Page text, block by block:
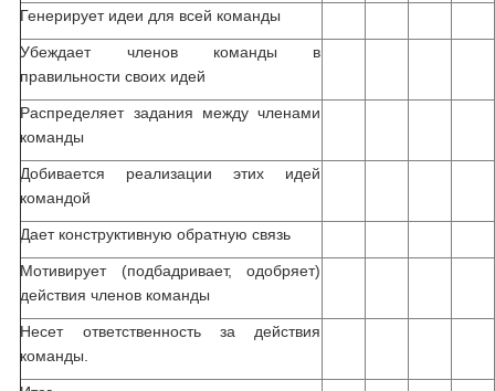
Генерирует идеи для всей команды
Убеждает членов команды в
правильности своих идей
Распределяет задания между членами
команды
Добивается реализации этих идей
командой
Дает конструктивную обратную связь
Мотивирует (подбадривает, одобряет)
действия членов команды
Несет ответственность за действия
команды.